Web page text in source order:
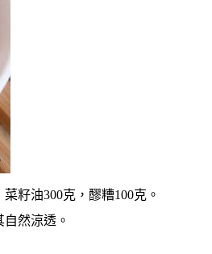
籽油300克，醪糟100克。
然涼透。